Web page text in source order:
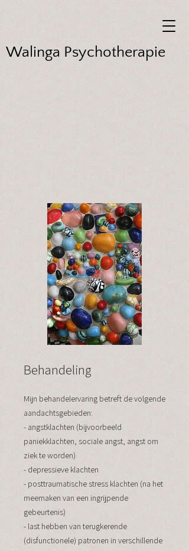
Walinga Psychotherapie
Behandeling
Mijn behandelervaring betreft de volgende
aandachtsgebieden:
- angstklachten (bijvoorbeeld
paniekklachten, sociale angst, angst om
ziek te worden)
- depressieve klachten
- posttraumatische stress klachten (na het
meemaken van een ingrijpende
gebeurtenis)
- last hebben van terugkerende
(disfunctionele) patronen in verschillende